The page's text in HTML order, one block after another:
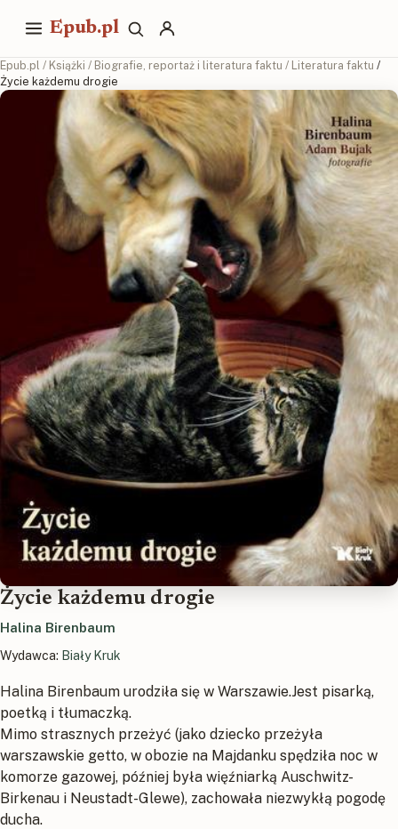
Epub.pl
Epub.pl / Książki / Biografie, reportaż i literatura faktu / Literatura faktu /
Życie każdemu drogie
Życie każdemu drogie
Halina Birenbaum
Wydawca: Biały Kruk
Halina Birenbaum urodziła się w Warszawie.Jest pisarką,
poetką i tłumaczką.
Mimo strasznych przeżyć (jako dziecko przeżyła
warszawskie getto, w obozie na Majdanku spędziła noc w
komorze gazowej, później była więźniarką Auschwitz-
Birkenau i Neustadt-Glewe), zachowała niezwykłą pogodę
ducha.